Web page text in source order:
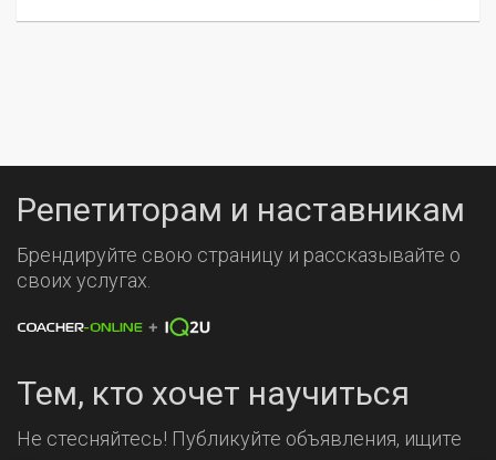
Репетиторам и наставникам
Брендируйте свою страницу и рассказывайте о
своих услугах.
Тем, кто хочет научиться
Не стесняйтесь! Публикуйте объявления, ищите